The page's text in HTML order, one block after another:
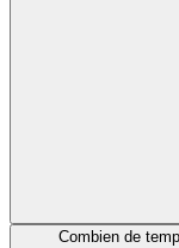
Combien de